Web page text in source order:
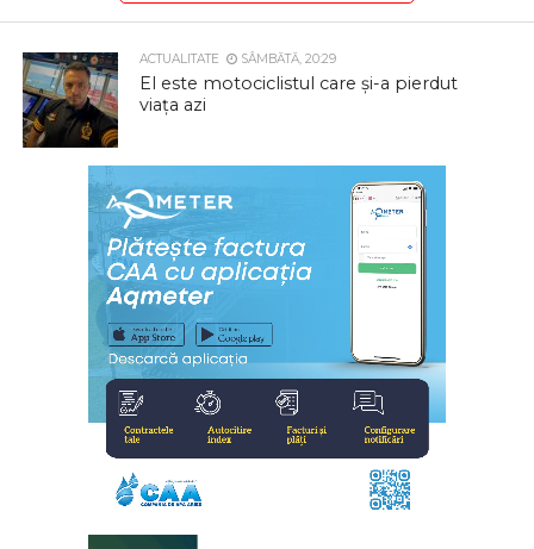
ACTUALITATE SÂMBĂTĂ, 20:29
El este motociclistul care și-a pierdut
viața azi